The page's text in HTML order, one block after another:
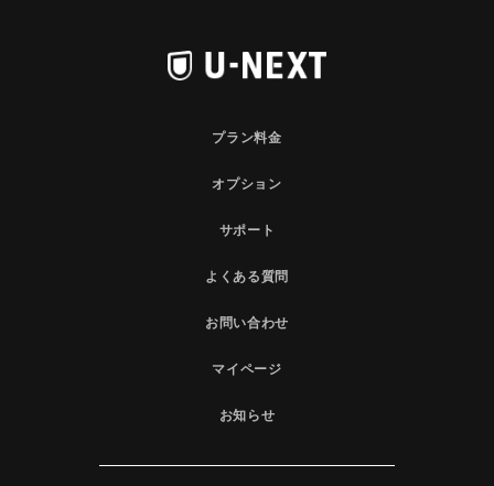
プラン料金
オプション
サポート
よくある質問
お問い合わせ
マイページ
お知らせ